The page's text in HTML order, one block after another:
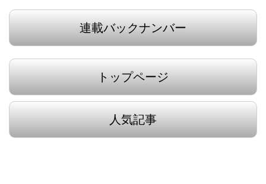
連載バックナンバー
トップページ
人気記事